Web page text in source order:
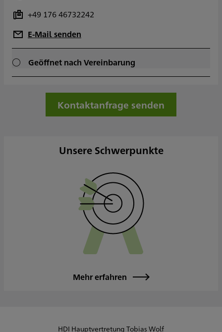
+49 176 46732242
E-Mail senden
Geöffnet nach Vereinbarung
Kontaktanfrage senden
Unsere Schwerpunkte
Mehr erfahren
HDI Hauptvertretung Tobias Wolf